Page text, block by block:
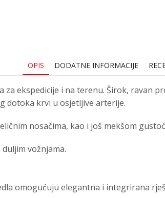
OPIS DODATNE INFORMACIJE
za ekspedicije i na terenu. Širok,
dotoka krvi u osjetljive arterije.
nosačima, kao i još mekšom
vožnjama.
omogućuju elegantna i integrirana